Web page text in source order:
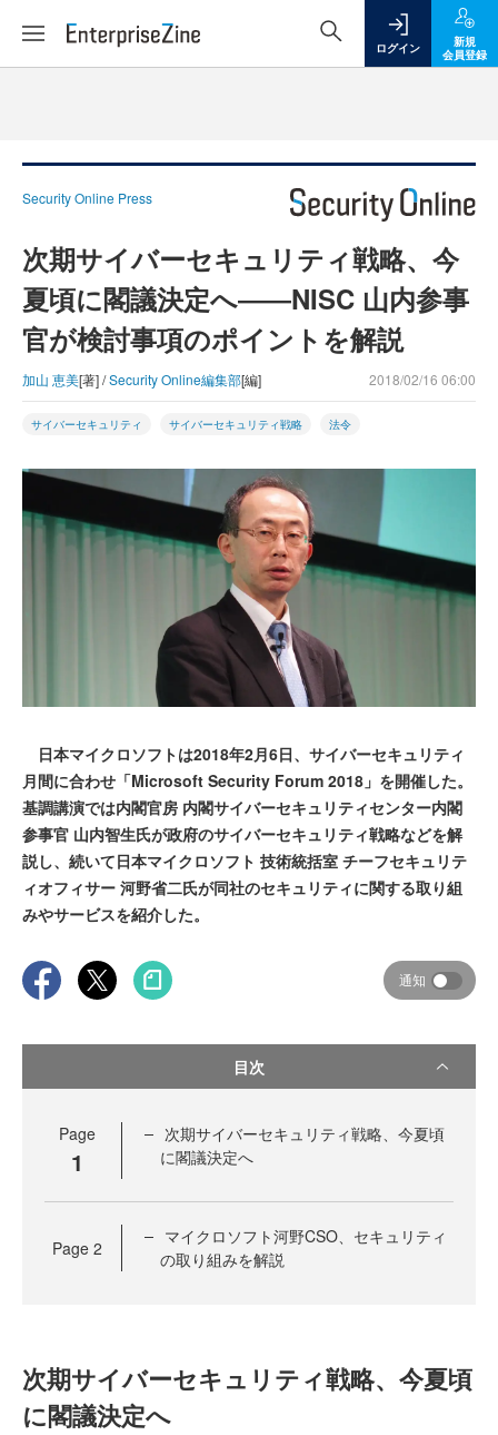
ログイン
新規
会員登録
Security Online Press
次期サイバーセキュリティ戦略、今
夏頃に閣議決定へ――NISC 山内参事
官が検討事項のポイントを解説
加山 恵美[著] /Security Online編集部[編] 2018/02/16 06:00
サイバーセキュリティ サイバーセキュリティ戦略 法令
日本マイクロソフトは2018年2月6日、サイバーセキュリティ
月間に合わせ「Microsoft Security Forum 2018」を開催した。
基調講演では内閣官房 内閣サイバーセキュリティセンター内閣
参事官 山内智生氏が政府のサイバーセキュリティ戦略などを解
説し、続いて日本マイクロソフト 技術統括室 チーフセキュリテ
ィオフィサー 河野省二氏が同社のセキュリティに関する取り組
みやサービスを紹介した。
通知
目次
Page
1
次期サイバーセキュリティ戦略、今夏頃
に閣議決定へ
Page 2
マイクロソフト河野CSO、セキュリティ
の取り組みを解説
次期サイバーセキュリティ戦略、今夏頃
に閣議決定へ